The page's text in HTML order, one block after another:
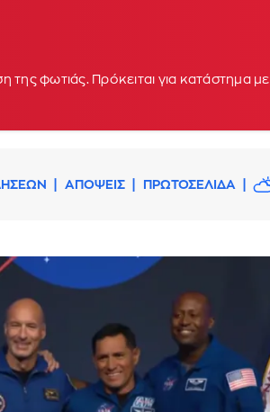
της φωτιάς. Πρόκειται για κατάστημα με
ΑΠΟΨΕΙΣ ΠΡΩΤΟΣΕΛΙΔΑ